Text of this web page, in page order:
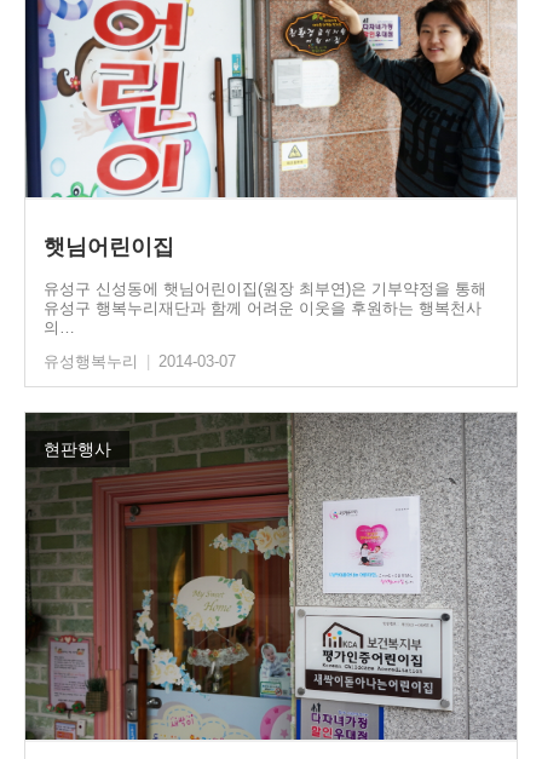
햇님어린이집
유성구 신성동에 햇님어린이집(원장 최부연)은 기부약정을 통해
유성구 행복누리재단과 함께 어려운 이웃을 후원하는 행복천사
의…
유성행복누리
2014-03-07
현판행사